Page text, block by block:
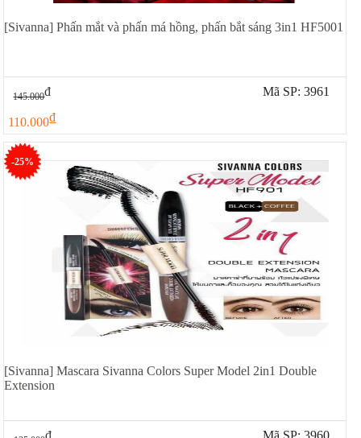
[Sivanna] Phấn mắt và phấn má hồng, phấn bắt sáng 3in1 HF5001
145.000đ
110.000đ
Mã SP: 3961
-25%
[Sivanna] Mascara Sivanna Colors Super Model 2in1 Double
Extension
đ Mã SP: 3960